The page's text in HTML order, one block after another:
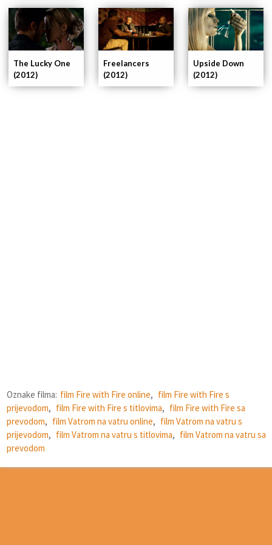
Upside Down
(2012)
Freelancers
(2012)
The Lucky One
(2012)
Oznake filma: film Fire with Fire online, film Fire with Fire s
prijevodom, film Fire with Fire s titlovima, film Fire with Fire sa
prevodom, film Vatrom na vatru online, film Vatrom na vatru s
prijevodom, film Vatrom na vatru s titlovima, film Vatrom na vatru sa
prevodom